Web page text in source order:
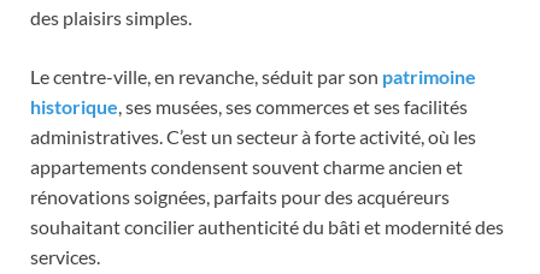
des plaisirs simples.
Le centre-ville, en revanche, séduit par son patrimoine
historique , ses musées, ses commerces et ses facilités
administratives. C’est un secteur à forte activité, où les
appartements condensent souvent charme ancien et
rénovations soignées, parfaits pour des acquéreurs
souhaitant concilier authenticité du bâti et modernité des
services.